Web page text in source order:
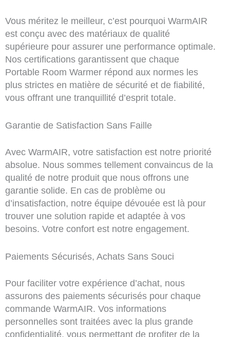
Vous méritez le meilleur, c’est pourquoi WarmAIR
est conçu avec des matériaux de qualité
supérieure pour assurer une performance optimale.
Nos certifications garantissent que chaque
Portable Room Warmer répond aux normes les
plus strictes en matière de sécurité et de fiabilité,
vous offrant une tranquillité d’esprit totale.
Garantie de Satisfaction Sans Faille
Avec WarmAIR, votre satisfaction est notre priorité
absolue. Nous sommes tellement convaincus de la
qualité de notre produit que nous offrons une
garantie solide. En cas de problème ou
d’insatisfaction, notre équipe dévouée est là pour
trouver une solution rapide et adaptée à vos
besoins. Votre confort est notre engagement.
Paiements Sécurisés, Achats Sans Souci
Pour faciliter votre expérience d’achat, nous
assurons des paiements sécurisés pour chaque
commande WarmAIR. Vos informations
personnelles sont traitées avec la plus grande
confidentialité, vous permettant de profiter de la